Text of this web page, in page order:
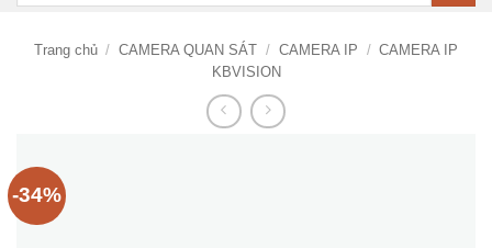
Trang chủ / CAMERA QUAN SÁT / CAMERA IP / CAMERA IP
KBVISION
-34%